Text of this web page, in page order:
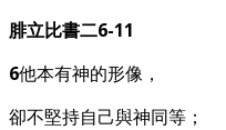
腓立比書二6-11
6他本有神的形像，
卻不堅持自己與神同等；